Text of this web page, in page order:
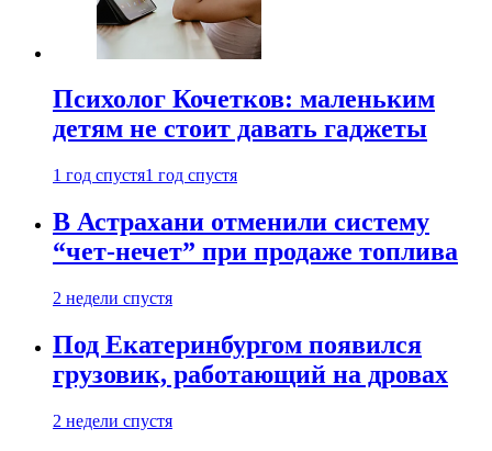
Психолог Кочетков: маленьким
детям не стоит давать гаджеты
1 год спустя1 год спустя
В Астрахани отменили систему
“чет-нечет” при продаже топлива
2 недели спустя
Под Екатеринбургом появился
грузовик, работающий на дровах
2 недели спустя